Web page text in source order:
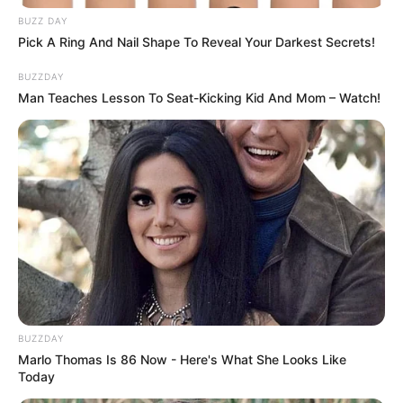
Гарячi
Культура
Нам пишуть
Партнерські матеріали
Події
Політика
Спорт
Схеми
BUZZ DAY
Pick A Ring And Nail Shape To Reveal Your Darkest Secrets!
BUZZDAY
Man Teaches Lesson To Seat-Kicking Kid And Mom – Watch!
BUZZDAY
Marlo Thomas Is 86 Now - Here's What She Looks Like
Today